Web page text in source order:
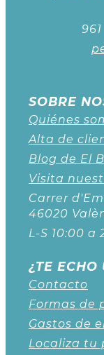
SOBRE
Quiénes
Alta de
Blog de El
Visita
Carrer
46020
L-S 10:00 a
¿TE ECHO
Contacto
Formas de
Gastos de
Localiza tu